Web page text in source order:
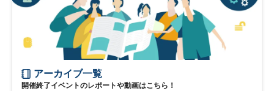
アーカイブ一覧
開催終了イベントのレポートや動画はこちら！